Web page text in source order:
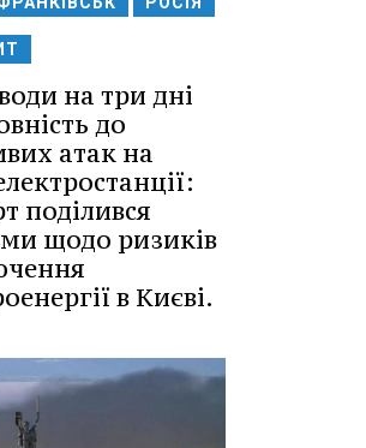
на три дні
до
атак на
поділився
щодо ризиків
в Києві.